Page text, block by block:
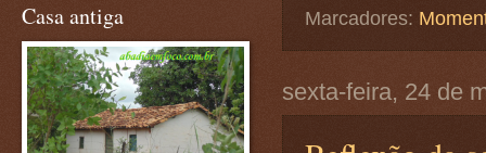
Marcadores:
sexta-feira, 24 de
Casa antiga